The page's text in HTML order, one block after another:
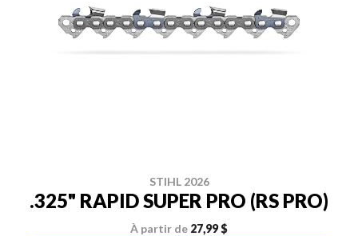
STIHL 2026
.325" RAPID SUPER PRO (RS PRO)
À partir de 27,99 $